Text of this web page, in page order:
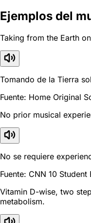
Ejemplos del
Taking from the Earth
Tomando de la Tierra
Fuente: Home Original
No prior musical
No se requiere
Fuente: CNN 10
Vitamin D-wise, two
metabolism.